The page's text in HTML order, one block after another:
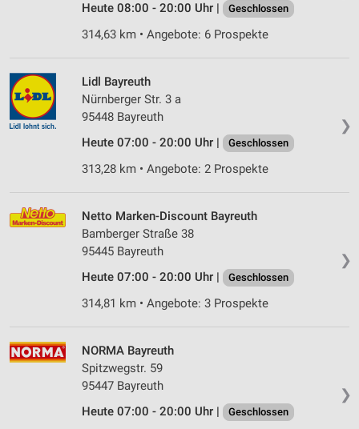
Heute 08:00 - 20:00 Uhr |
Geschlossen
314,63 km • Angebote: 6 Prospekte
❯
Lidl Bayreuth
Nürnberger Str. 3 a
95448 Bayreuth
Heute 07:00 - 20:00 Uhr |
Geschlossen
313,28 km • Angebote: 2 Prospekte
❯
Netto Marken-Discount Bayreuth
Bamberger Straße 38
95445 Bayreuth
Heute 07:00 - 20:00 Uhr |
Geschlossen
314,81 km • Angebote: 3 Prospekte
❯
NORMA Bayreuth
Spitzwegstr. 59
95447 Bayreuth
Heute 07:00 - 20:00 Uhr |
Geschlossen